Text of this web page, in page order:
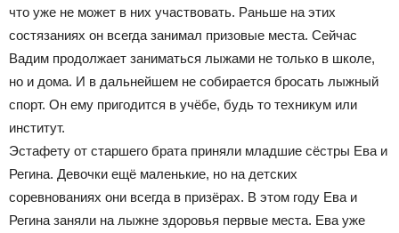
что уже не может в них участвовать. Раньше на этих
состязаниях он всегда занимал призовые места. Сейчас
Вадим продолжает заниматься лыжами не только в школе,
но и дома. И в дальнейшем не собирается бросать лыжный
спорт. Он ему пригодится в учёбе, будь то техникум или
институт.
Эстафету от старшего брата приняли младшие сёстры Ева и
Регина. Девочки ещё маленькие, но на детских
соревнованиях они всегда в призёрах. В этом году Ева и
Регина заняли на лыжне здоровья первые места. Ева уже